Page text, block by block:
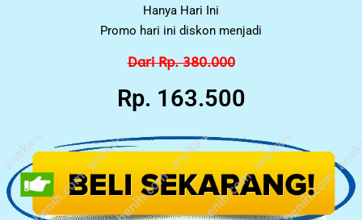
Hanya Hari Ini
Promo hari ini diskon menjadi
Dari Rp. 380.000
Rp. 163.500